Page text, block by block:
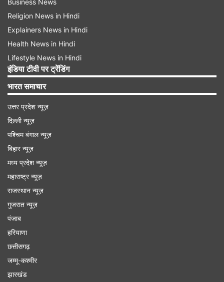
में 1,726 अंक की तेजी देखी गई है। इन पांच सत्रों में
निवेशकों की पूंजी में करीब 32 लाख करोड़ रुपये की बढ़ोतरी
हुई।
टॉप गेनर और टॉप लूजर स्टॉक्स
सेंसेक्स की कंपनियों में टेक महिंद्रा, इंडसइंड बैंक, पावर
ग्रिड, बजाज फिनसर्व, महिंद्रा एंड महिंद्रा, एचसीएल टेक,
स्टेट बैंक ऑफ इंडिया, कोटक महिंद्रा बैंक, इंफोसिस और
रिलायंस इंडस्ट्रीज सबसे ज्यादा लाभ में रहीं। अडानी पोर्ट्स,
हिंदुस्तान यूनिलीवर, आईटीसी, एशियन पेंट्स और नेस्ले
पिछड़ने वालों में शामिल रहे।
Business News
Religion News in Hindi
Explainers News in Hindi
Health News in Hindi
Lifestyle News in Hindi
इंडिया टीवी पर ट्रेंडिंग
भारत समाचार
उत्तर प्रदेश न्यूज़
दिल्ली न्यूज़
पश्चिम बंगाल न्यूज़
बिहार न्यूज़
मध्य प्रदेश न्यूज़
महाराष्ट्र न्यूज़
राजस्थान न्यूज़
गुजरात न्यूज़
पंजाब
हरियाणा
छत्तीसगढ़
जम्मू-कश्मीर
झारखंड